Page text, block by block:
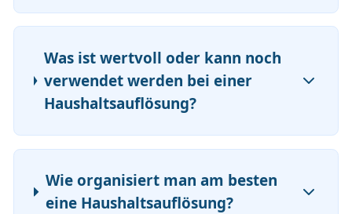
Was ist wertvoll oder kann noch
verwendet werden bei einer
Haushaltsauflösung?
Wie organisiert man am besten
eine Haushaltsauflösung?